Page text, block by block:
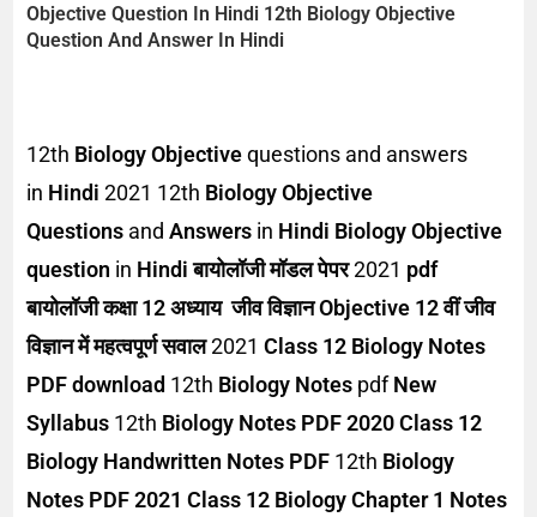
Objective Question In Hindi 12th Biology Objective
Question And Answer In Hindi
12th Biology Objectivequestions and answers
in Hindi 2021 12th Biology Objective
Questions andAnswers in Hindi Biology Objective
question in Hindiबायोलॉजी मॉडल पेपर2021 pdf
बायोलॉजी कक्षा 12 अध्यायजीव विज्ञान Objective 12 वीं जीव
विज्ञान में महत्वपूर्ण सवाल2021Class 12 Biology Notes
PDF download 12th Biology Notes pdfNew
Syllabus 12th Biology Notes PDF 2020Class 12
Biology Handwritten Notes PDF 12th Biology
Notes PDF 2021Class 12 Biology Chapter 1 Notes